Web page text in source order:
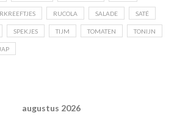
RUCOLA SALADE SATÉ
SPEKJES TIJM TOMATEN TONIJN
augustus 2026